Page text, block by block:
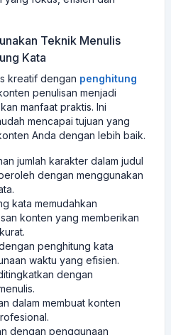
Teknik Menulis
Kata
kreatif dengan penghitung
penulisan menjadi
manfaat praktis. Ini
mencapai tujuan yang
Anda dengan lebih baik.
jumlah karakter dalam judul
dengan menggunakan
kata memudahkan
konten yang memberikan
penghitung kata
waktu yang efisien.
dengan
dalam membuat konten
dengan penggunaan